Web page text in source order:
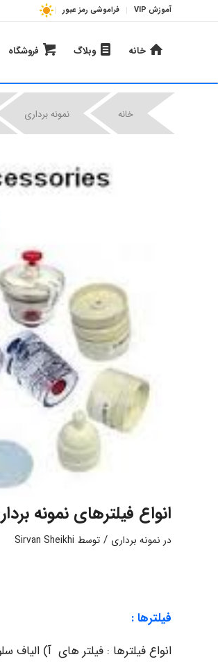
آموزش VIP فراموشی رمز عبور
خانه وبلاگ فروشگاه
خانه نمونه برداری |
انواع فیلترهای نمونه
در نمونه برداری / توسط Sirvan Sheikhi
فیلترها :
انواع فیلترها : فیلتر های آ)